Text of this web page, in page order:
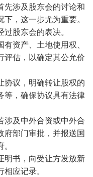
先涉及股东会的讨论和
，这一步尤为重要。
股东会的表决。
资产、土地使用权、
评估，以确定其公允价
协议，明确转让股权的
等，确保协议具有法律
涉及中外合资或中外合
府部门审批，并报送国
明书，向受让方发放新
应记录。